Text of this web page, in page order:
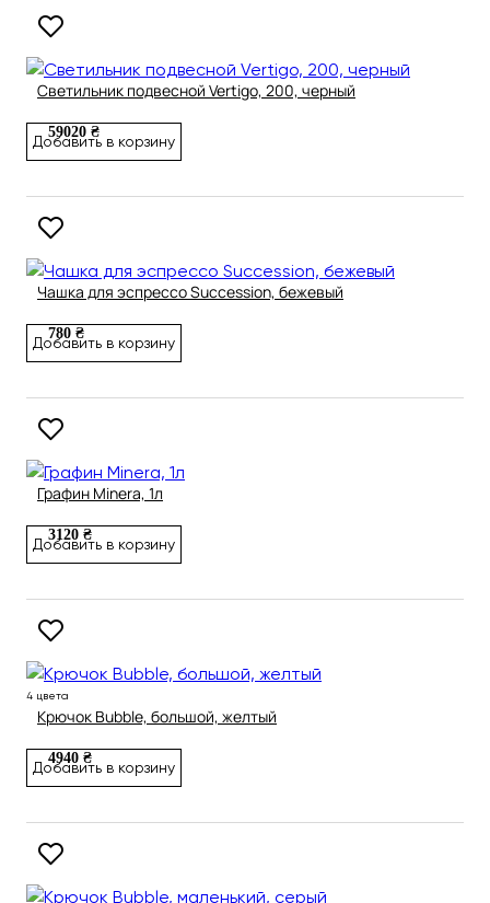
Светильник подвесной Vertigo, 200, черный
59020 ₴
Добавить в корзину
Чашка для эспрессо Succession, бежевый
780 ₴
Добавить в корзину
Графин Minera, 1л
3120 ₴
Добавить в корзину
4 цвета
Крючок Bubble, большой, желтый
4940 ₴
Добавить в корзину